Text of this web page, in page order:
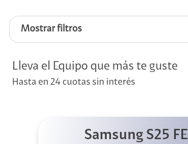
Mostrar filtros
Lleva el Equipo que más te guste
Hasta en 24 cuotas sin interés
Samsung S25 FE